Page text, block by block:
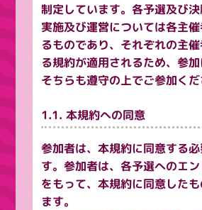
制定しています。各予選及び
実施及び運営については各主
るものであり、それぞれの主
る規約が適用されるため、参
そちらも遵守の上でご参加くだ
1.1. 本規約への同意
参加者は、本規約に同意する
す。参加者は、各予選へのエ
をもって、本規約に同意した
ます。